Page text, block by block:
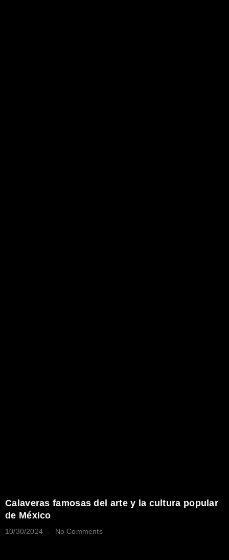
Calaveras famosas del arte y la cultura popular
de México
10/30/2024 No Comments